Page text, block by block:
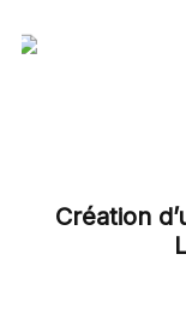
Création